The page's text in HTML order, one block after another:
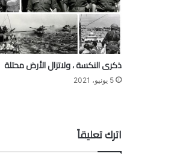
ذكرى النكسة ، ولاتزال الأرض محتلة
5 يونيو، 2021
اترك تعليقاً